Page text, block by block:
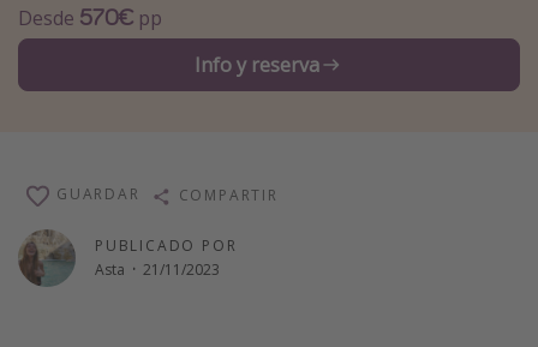
Glamping
Viajar sola como mujer
Vacaciones de Playa
Viajes para singles
Escapadas románticas
Desde 570€ pp
Info y reserva
PUBLICADO POR
Asta · 21/11/2023
GUARDAR COMPARTIR